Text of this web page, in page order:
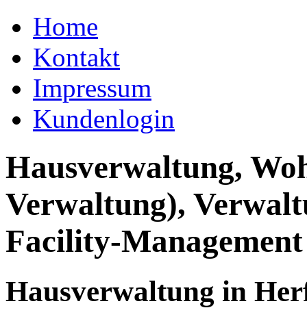
Home
Kontakt
Impressum
Kundenlogin
Hausverwaltung,
Verwaltung),
Facility-Management
Hausverwaltung in